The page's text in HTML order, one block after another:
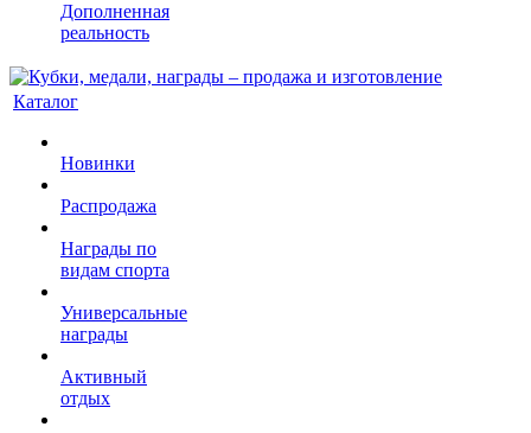
Дополненная
реальность
Каталог
Новинки
Распродажа
Награды по
видам спорта
Универсальные
награды
Активный
отдых